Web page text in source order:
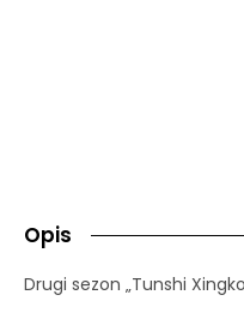
Opis
Drugi sezon „Tunshi